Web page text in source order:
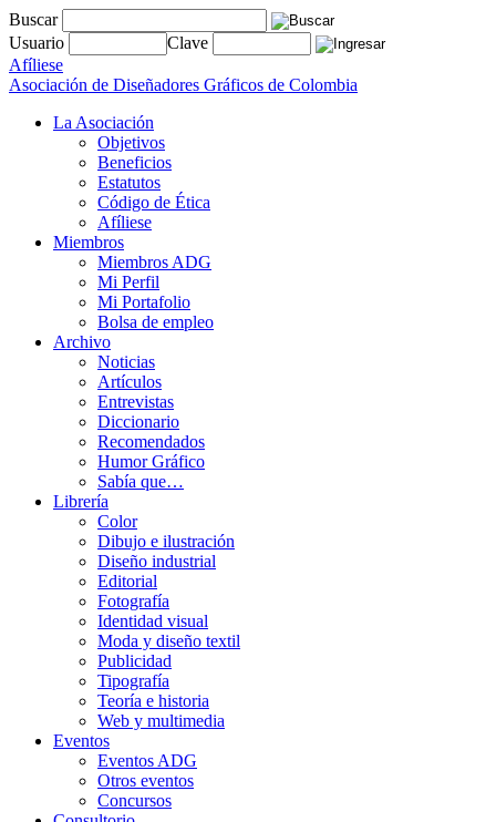
Buscar
Usuario
Clave
Afíliese
Asociación de Diseñadores Gráficos de Colombia
La Asociación
Objetivos
Beneficios
Estatutos
Código de Ética
Afíliese
Miembros
Miembros ADG
Mi Perfil
Mi Portafolio
Bolsa de empleo
Archivo
Noticias
Artículos
Entrevistas
Diccionario
Recomendados
Humor Gráfico
Sabía que…
Librería
Color
Dibujo e ilustración
Diseño industrial
Editorial
Fotografía
Identidad visual
Moda y diseño textil
Publicidad
Tipografía
Teoría e historia
Web y multimedia
Eventos
Eventos ADG
Otros eventos
Concursos